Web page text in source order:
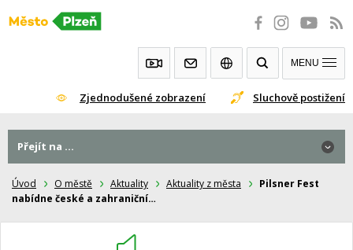
Přeskočit
Zjednodušené zobrazení Sluchově postižení
MENU
Úvod O městě Aktuality Aktuality z města
Pilsner Fest
nabídne české a zahraniční…
Přejít na ...